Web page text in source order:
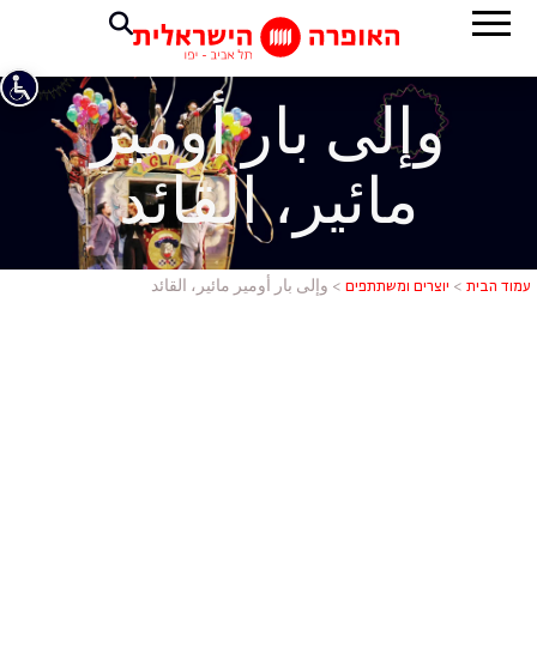
وإلى بار
وإلى بار أومير
مائير، القائد
עמוד הבית > יוצרים ומשתתפים > وإلى بار أومير مائير، القائد